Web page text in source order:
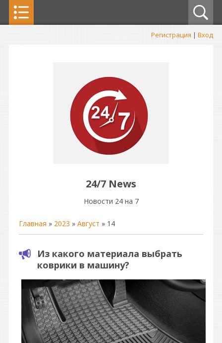
Регистрация | Вход
24/7 News
Новости 24 на 7
Главная » 2023 » Август » 14
Из какого материала выбрать
коврики в машину?